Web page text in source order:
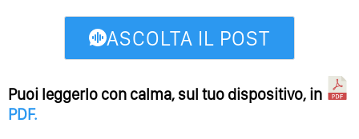
ASCOLTA IL POST
Puoi leggerlo con calma, sul tuo dispositivo, in
PDF.